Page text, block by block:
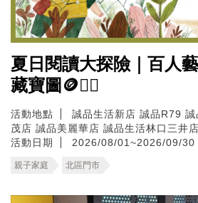
夏日閱讀大探險｜百人
藏寶圖🪙🏴‍☠️
活動地點 誠品生活新店 誠品R79 誠
茂店 誠品美麗華店 誠品生活林口三井店
活動日期
2026/08/01~2026/09/30
親子家庭 北區門市